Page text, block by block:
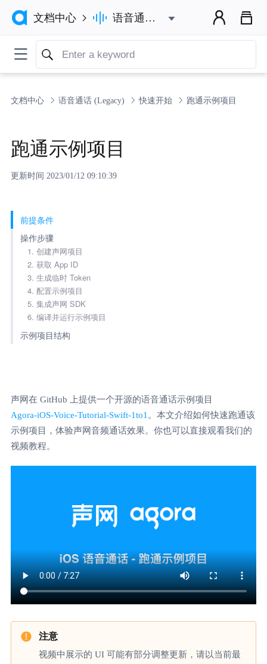
文档中心   语音通话 (Legacy) 


文档中心 语音通话 (Legacy) 快速开始 跑通示例项目
跑通示例项目
更新时间 2023/01/12 09:10:39
前提条件
操作步骤
1. 创建声网项目
2. 获取 App ID
3. 生成临时 Token
4. 配置示例项目
5. 集成声网 SDK
6. 编译并运行示例项目
示例项目结构
声网在 GitHub 上提供一个开源的语音通话示例项目
Agora-iOS-Voice-Tutorial-Swift-1to1 。本文介绍如何快速跑通该
示例项目，体验声网音频通话效果。你也可以直接观看我们的
视频教程。
视频中展示的 UI 可能有部分调整更新，请以当前最